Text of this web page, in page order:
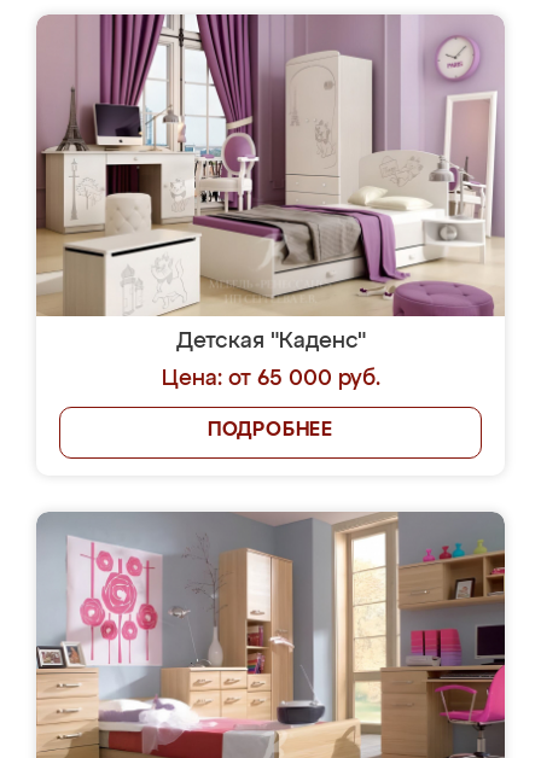
Детская "Каденс"
Цена: от 65 000 руб.
ПОДРОБНЕЕ